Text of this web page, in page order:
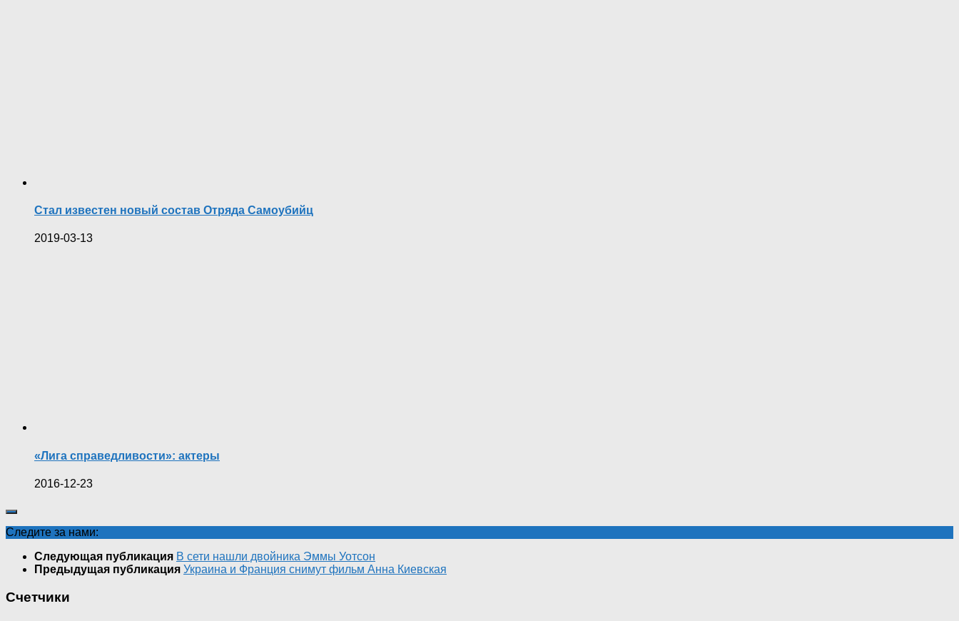
Стал известен новый состав Отряда Самоубийц
2019-03-13
«Лига справедливости»: актеры
2016-12-23
Следите за нами:
Следующая публикация В сети нашли двойника Эммы Уотсон
Предыдущая публикация Украина и Франция снимут фильм Анна Киевская
Счетчики